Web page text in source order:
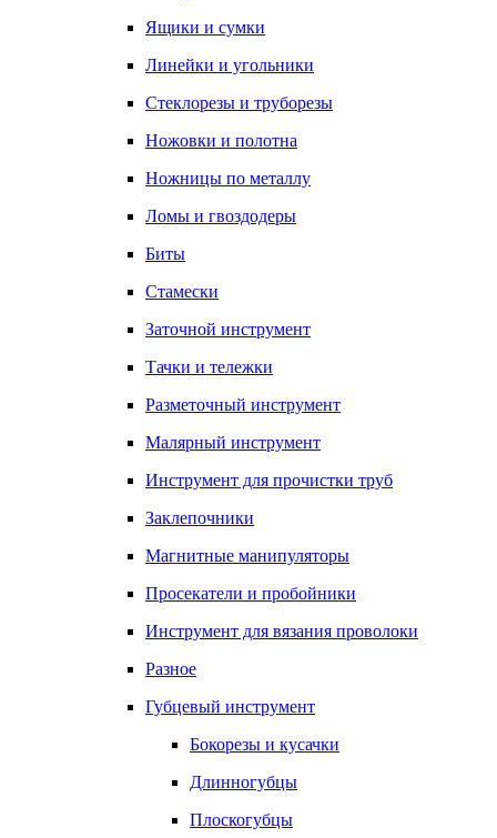
Ящики и сумки
Линейки и угольники
Стеклорезы и труборезы
Ножовки и полотна
Ножницы по металлу
Ломы и гвоздодеры
Биты
Стамески
Заточной инструмент
Тачки и тележки
Разметочный инструмент
Малярный инструмент
Инструмент для прочистки труб
Заклепочники
Магнитные манипуляторы
Просекатели и пробойники
Инструмент для вязания проволоки
Разное
Губцевый инструмент
Бокорезы и кусачки
Длинногубцы
Плоскогубцы